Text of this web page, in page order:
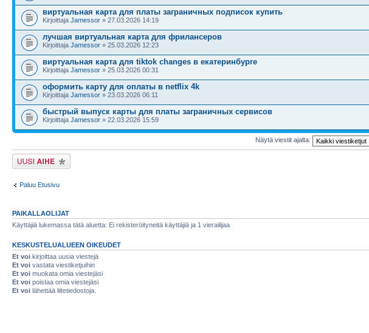
виртуальная карта для платы заграничных подписок купить
Kirjoittaja Jamessor » 27.03.2026 14:19
лучшая виртуальная карта для фрилансеров
Kirjoittaja Jamessor » 25.03.2026 12:23
виртуальная карта для tiktok changes в екатеринбурге
Kirjoittaja Jamessor » 25.03.2026 00:31
оформить карту для оплаты в netflix 4k
Kirjoittaja Jamessor » 23.03.2026 06:11
быстрый выпуск карты для платы заграничных сервисов
Kirjoittaja Jamessor » 22.03.2026 15:59
Näytä viestit ajalta:
Lähetä uusi viesti
Paluu Etusivu
PAIKALLAOLIJAT
Käyttäjiä lukemassa tätä aluetta: Ei rekisteröityneitä käyttäjiä ja 1 vierailijaa
KESKUSTELUALUEEN OIKEUDET
Et voi kirjoittaa uusia viestejä
Et voi vastata viestiketjuihin
Et voi muokata omia viestejäsi
Et voi poistaa omia viestejäsi
Et voi lähettää liitetiedostoja.